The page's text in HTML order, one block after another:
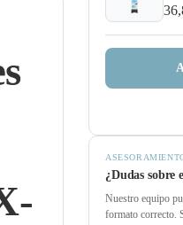
¿Dudas sobre
Nuestro equipo
formato correcto.